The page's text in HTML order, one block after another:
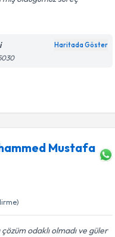
Haritada Göster
Mustafa
odaklı olmadı ve güler